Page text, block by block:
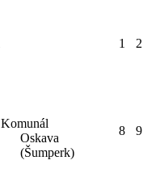
1 2
Komunál
Oskava
(Šumperk)
8 9